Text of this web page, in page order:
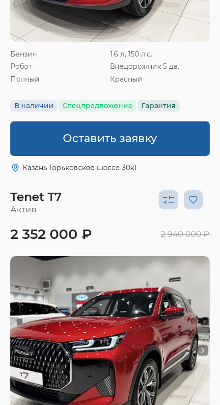
Бензин
1.6 л, 150 л.с.
Робот
Внедорожник 5 дв.
Полный
Красный
В наличии Спецпредложение Гарантия
Оставить заявку
Казань Горьковское шоссе 30к1
Tenet T7
Актив
2 352 000 ₽ 2 940 000 ₽